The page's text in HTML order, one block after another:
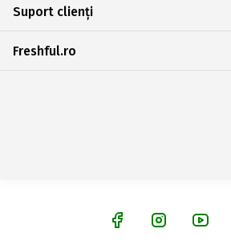
Suport clienți
Freshful.ro